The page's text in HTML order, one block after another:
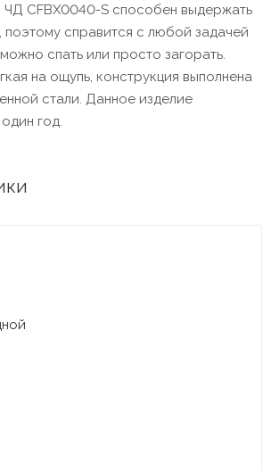
ЧД CFBX0040-S способен выдержать
поэтому справится с любой задачей
спать или просто загорать.
на ощупь, конструкция выполнена
стали. Данное изделие
год.